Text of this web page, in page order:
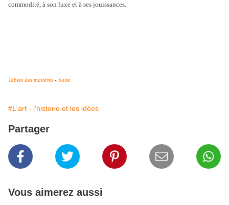
commodité, à son luxe et à ses jouissances.
Tables des matières - Suite
#L'art - l'histoire et les idées
Partager
Vous aimerez aussi